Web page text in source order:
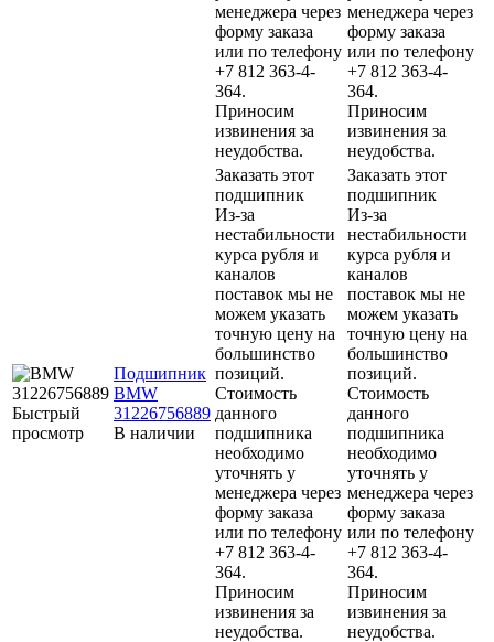
менеджера через
форму заказа
или по телефону
+7 812 363-4-
364.
Приносим
извинения за
неудобства.
менеджера через
форму заказа
или по телефону
+7 812 363-4-
364.
Приносим
извинения за
неудобства.
Быстрый
просмотр
Подшипник
BMW
31226756889
В наличии
Заказать этот
подшипник
Из-за
нестабильности
курса рубля и
каналов
поставок мы не
можем указать
точную цену на
большинство
позиций.
Стоимость
данного
подшипника
необходимо
уточнять у
менеджера через
форму заказа
или по телефону
+7 812 363-4-
364.
Приносим
извинения за
неудобства.
Заказать этот
подшипник
Из-за
нестабильности
курса рубля и
каналов
поставок мы не
можем указать
точную цену на
большинство
позиций.
Стоимость
данного
подшипника
необходимо
уточнять у
менеджера через
форму заказа
или по телефону
+7 812 363-4-
364.
Приносим
извинения за
неудобства.